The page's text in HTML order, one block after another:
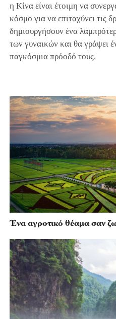
η Κίνα είναι έτοιμη να
κόσμο για να επιταχύνει τις
δημιουργήσουν ένα
των γυναικών και θα γράψει
παγκόσμια πρόοδό τους.
Ένα αγροτικό θέαμα σαν